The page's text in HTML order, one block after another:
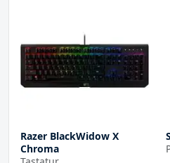
Razer BlackWidow X
Chroma